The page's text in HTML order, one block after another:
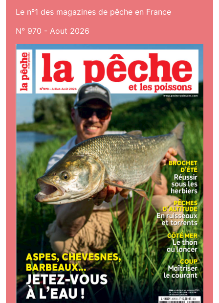
Le nº1 des magazines de pêche en France
N° 970 - Aout 2026